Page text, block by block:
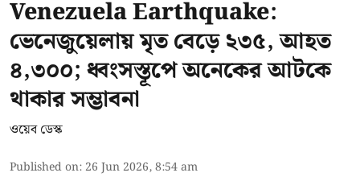
Venezuela Earthquake:
ভেনেজুয়েলায় মৃত বেড়ে ২৩৫, আহত
৪,৩০০; ধ্বংসস্তূপে অনেকের আটকে
থাকার সম্ভাবনা
ওয়েব ডেস্ক
Published on: 26 Jun 2026, 8:54 am